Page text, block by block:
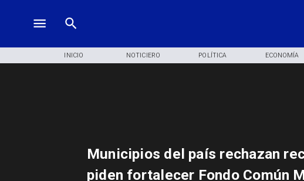
INICIO NOTICIERO POLÍTICA ECONOMÍA
Municipios del país rechazan
piden fortalecer Fondo Común